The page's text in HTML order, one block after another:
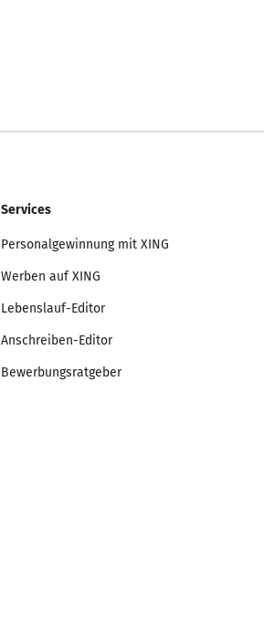
Services
Personalgewinnung mit XING
Werben auf XING
Lebenslauf-Editor
Anschreiben-Editor
Bewerbungsratgeber